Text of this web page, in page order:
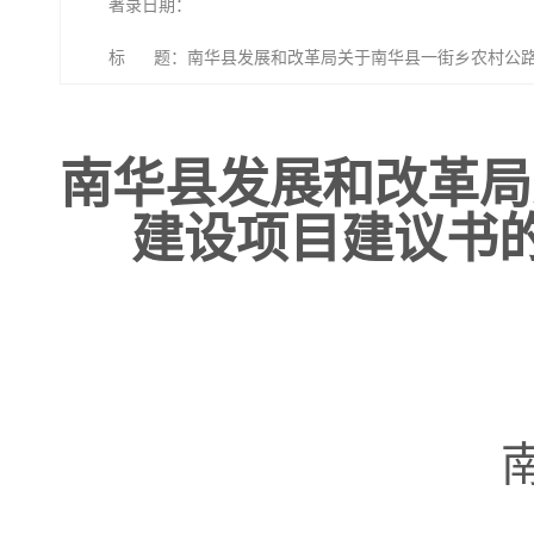
著录日期：
标 题：南华县发展和改革局关于南华县一街乡农村公
南华县发展和改革
建设项目建议书